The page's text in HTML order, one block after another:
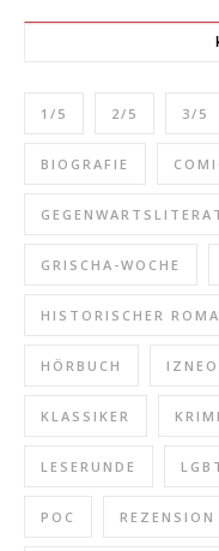
1/5 2/5 3/5
BIOGRAFIE
GRISCHA-WOCHE
HISTORISCHER
HÖRBUCH IZNEO
KLASSIKER KRIMI
LESERUNDE
POC REZENSION